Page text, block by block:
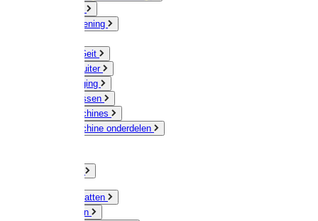
Voervoorziening
Schaap / Geit
Paard & Ruiter
Veeverzorging
Scheermessen
Scheermachines
Scheermachine onderdelen
Muizen / Ratten
Drukspuiten